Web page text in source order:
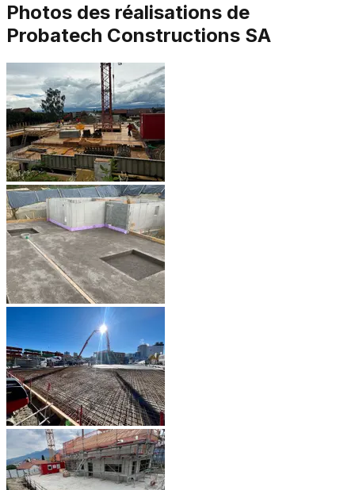
Photos des réalisations de
Probatech Constructions SA